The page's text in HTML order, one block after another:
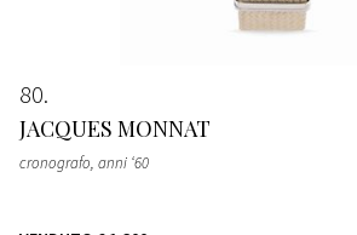
80
JACQUES MONNAT
cronografo, anni ‘60